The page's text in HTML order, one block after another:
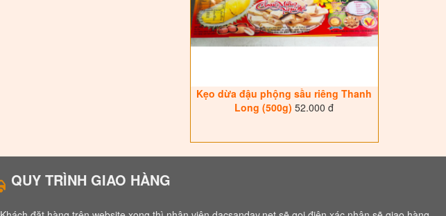
Kẹo dừa đậu phộng sầu riêng Thanh
Long (500g) 52.000 đ
QUY TRÌNH GIAO HÀNG